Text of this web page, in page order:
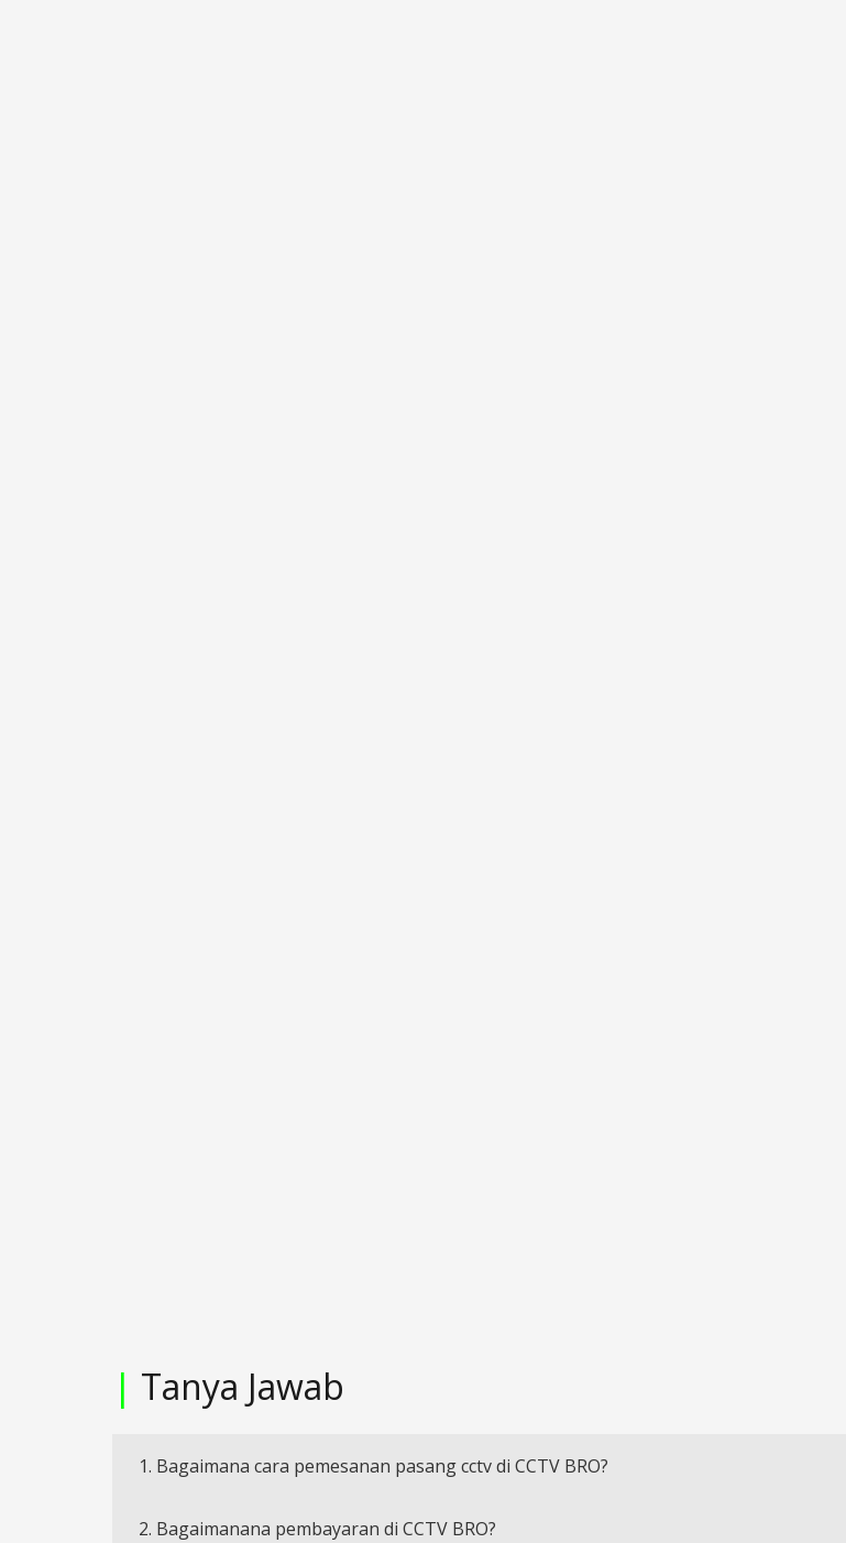
| Tanya Jawab
1. Bagaimana cara pemesanan pasang cctv di CCTV BRO?
2. Bagaimanana pembayaran di CCTV BRO?